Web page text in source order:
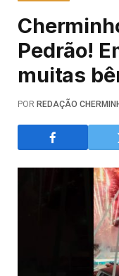
Pedrão!
muitas
POR REDAÇÃO